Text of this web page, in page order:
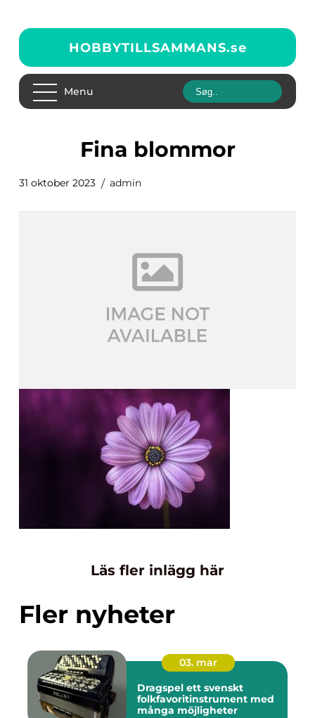
HOBBYTILLSAMMANS.se
Menu
fina blommor
31 oktober 2023 admin
Läs fler inlägg här
Fler nyheter
03. mar
Dragspel ett svenskt
folkfavoritinstrument med
många möjligheter